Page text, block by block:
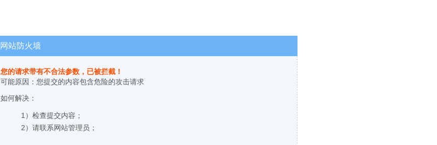
网站防火墙
您的请求带有不合法参数，已被拦截！
可能原因：您提交的内容包含危险的攻击请求
如何解决：
1）检查提交内容；
2）请联系网站管理员；